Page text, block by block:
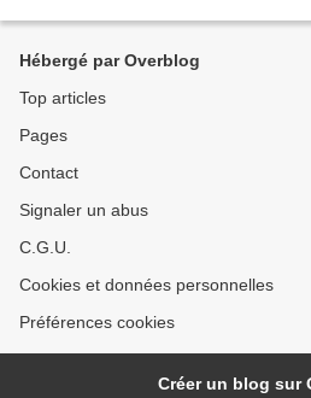
Hébergé par Overblog
Top articles
Pages
Contact
Signaler un abus
C.G.U.
Cookies et données personnelles
Préférences cookies
Créer un blog sur